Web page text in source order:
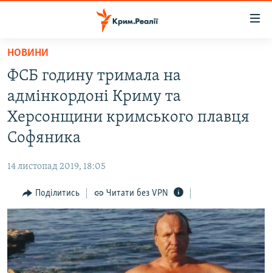
Перейти
основного
матеріалу
Перейти
до
основної
Перейти
пошуку
ВОДА.КРИМ
ВІДЕО ТА ФОТО
ПОЛІТИКА
ІНТЕРВ'Ю
ВСЕ ЗА ДЕНЬ
СПЕЦПРОЕКТИ
ДЕПОРТАЦІЯ
ЯК ОБІЙТИ БЛОКУВАННЯ
НОВИНИ
ФСБ годину тримала на
адмінкордоні Криму та
Херсонщини кримського плавця
Софяника
14 листопад 2019, 18:05
Поділитись Читати без VPN